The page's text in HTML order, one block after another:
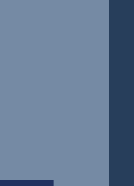
ugrik)
oldalra ugrik)
ugrik)